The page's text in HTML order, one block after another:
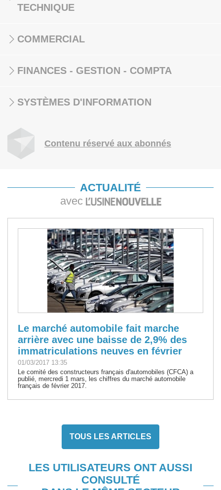
TECHNIQUE
COMMERCIAL
FINANCES - GESTION - COMPTA
SYSTÈMES D'INFORMATION
Contenu réservé aux abonnés
ACTUALITÉ
avec
Le marché automobile fait marche
arrière avec une baisse de 2,9% des
immatriculations neuves en février
01/03/2017 13:35
Le comité des constructeurs français d'automobiles (CFCA) a
publié, mercredi 1 mars, les chiffres du marché automobile
français de février 2017.
TOUS LES ARTICLES
LES UTILISATEURS ONT AUSSI
CONSULTÉ